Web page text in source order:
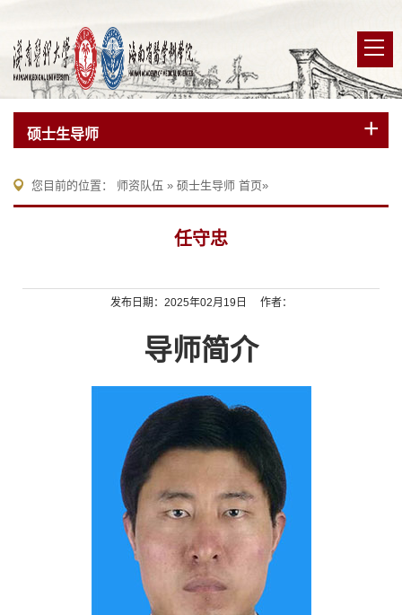
硕士生导师
您目前的位置： 师资队伍 » 硕士生导师 首页»
任守忠
发布日期：2025年02月19日 作者：
导师简介